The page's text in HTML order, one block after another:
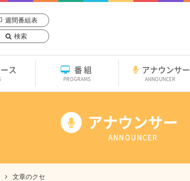
週間番組表
検索
ス 番組
PROGRAMS
アナウンサー
ANNOUNCER
アナウンサー
ANNOUNCER
文章のクセ